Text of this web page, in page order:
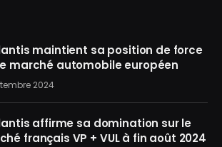
maintient sa position de force
marché automobile européen
2024
affirme sa domination sur le
français VP + VUL à fin août 2024